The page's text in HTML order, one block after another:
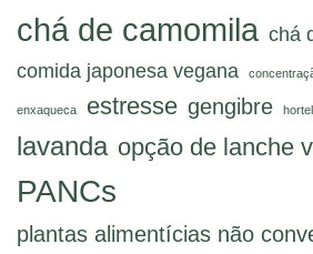
chá de camomila chá
comida japonesa vegana
enxaqueca estresse gengibre
lavanda opção de lanche
PANCs
plantas alimentícias não